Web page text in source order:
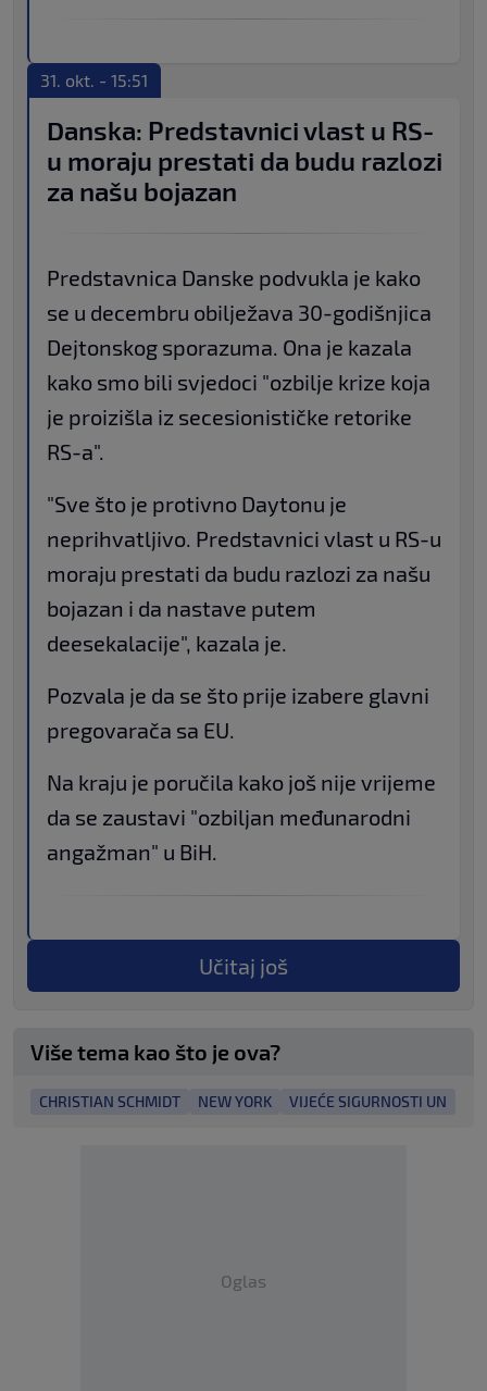
31. okt. - 15:51
Danska: Predstavnici vlast u RS-
u moraju prestati da budu razlozi
za našu bojazan
Predstavnica Danske podvukla je kako
se u decembru obilježava 30-godišnjica
Dejtonskog sporazuma. Ona je kazala
kako smo bili svjedoci "ozbilje krize koja
je proizišla iz secesionističke retorike
RS-a".
"Sve što je protivno Daytonu je
neprihvatljivo. Predstavnici vlast u RS-u
moraju prestati da budu razlozi za našu
bojazan i da nastave putem
deesekalacije", kazala je.
Pozvala je da se što prije izabere glavni
pregovarača sa EU.
Na kraju je poručila kako još nije vrijeme
da se zaustavi "ozbiljan međunarodni
angažman" u BiH.
Učitaj još
Više tema kao što je ova?
CHRISTIAN SCHMIDT NEW YORK VIJEĆE SIGURNOSTI UN
Oglas